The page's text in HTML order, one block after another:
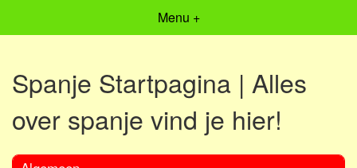
Menu +
Spanje Startpagina | Alles
over spanje vind je hier!